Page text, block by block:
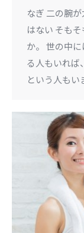
なぎ 二の腕
はない そも
か。 世の中
る人もいれば
という人も